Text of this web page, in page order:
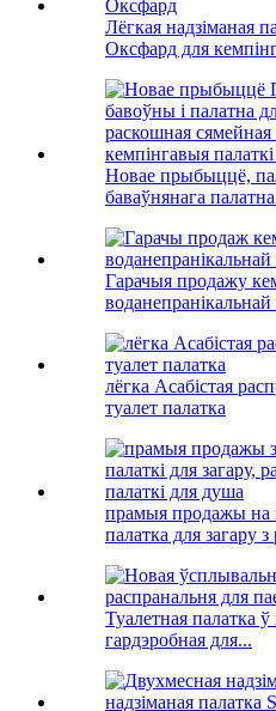
Лёгкая надзіманая
Оксфард для
Новае прыбыццё,
баваўнянага
Гарачыя продажу
воданепранікальнай
лёгка Асабістая
туалет палатка
прамыя продажы на
палатка для загару
Туалетная палатка
гардэробная для...